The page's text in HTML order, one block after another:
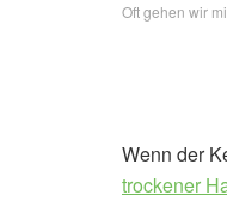
Oft gehen wir
Wenn der
trockener